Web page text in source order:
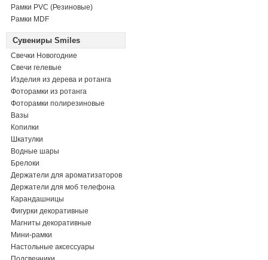
Рамки PVC (Резиновые)
Рамки MDF
Сувениры Smiles
Свечки Новогодние
Свечи гелевые
Изделия из дерева и ротанга
Фоторамки из ротанга
Фоторамки полирезиновые
Вазы
Копилки
Шкатулки
Водные шары
Брелоки
Держатели для ароматизаторов
Держатели для моб телефона
Карандашницы
Фигурки декоративные
Магниты декоративные
Мини-рамки
Настольные аксессуары